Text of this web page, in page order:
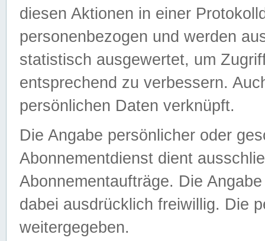
diesen Aktionen in einer
personenbezogen und werden
statistisch ausgewertet, um
entsprechend zu verbessern.
persönlichen Daten verknüpft.
Die Angabe persönlicher oder
Abonnementdienst dient
Abonnementaufträge. Die
dabei ausdrücklich freiwillig. Die
weitergegeben.